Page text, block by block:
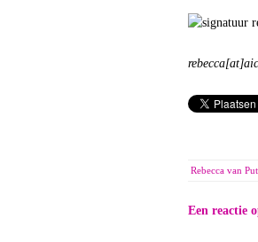
Rebecca van
Een reactie